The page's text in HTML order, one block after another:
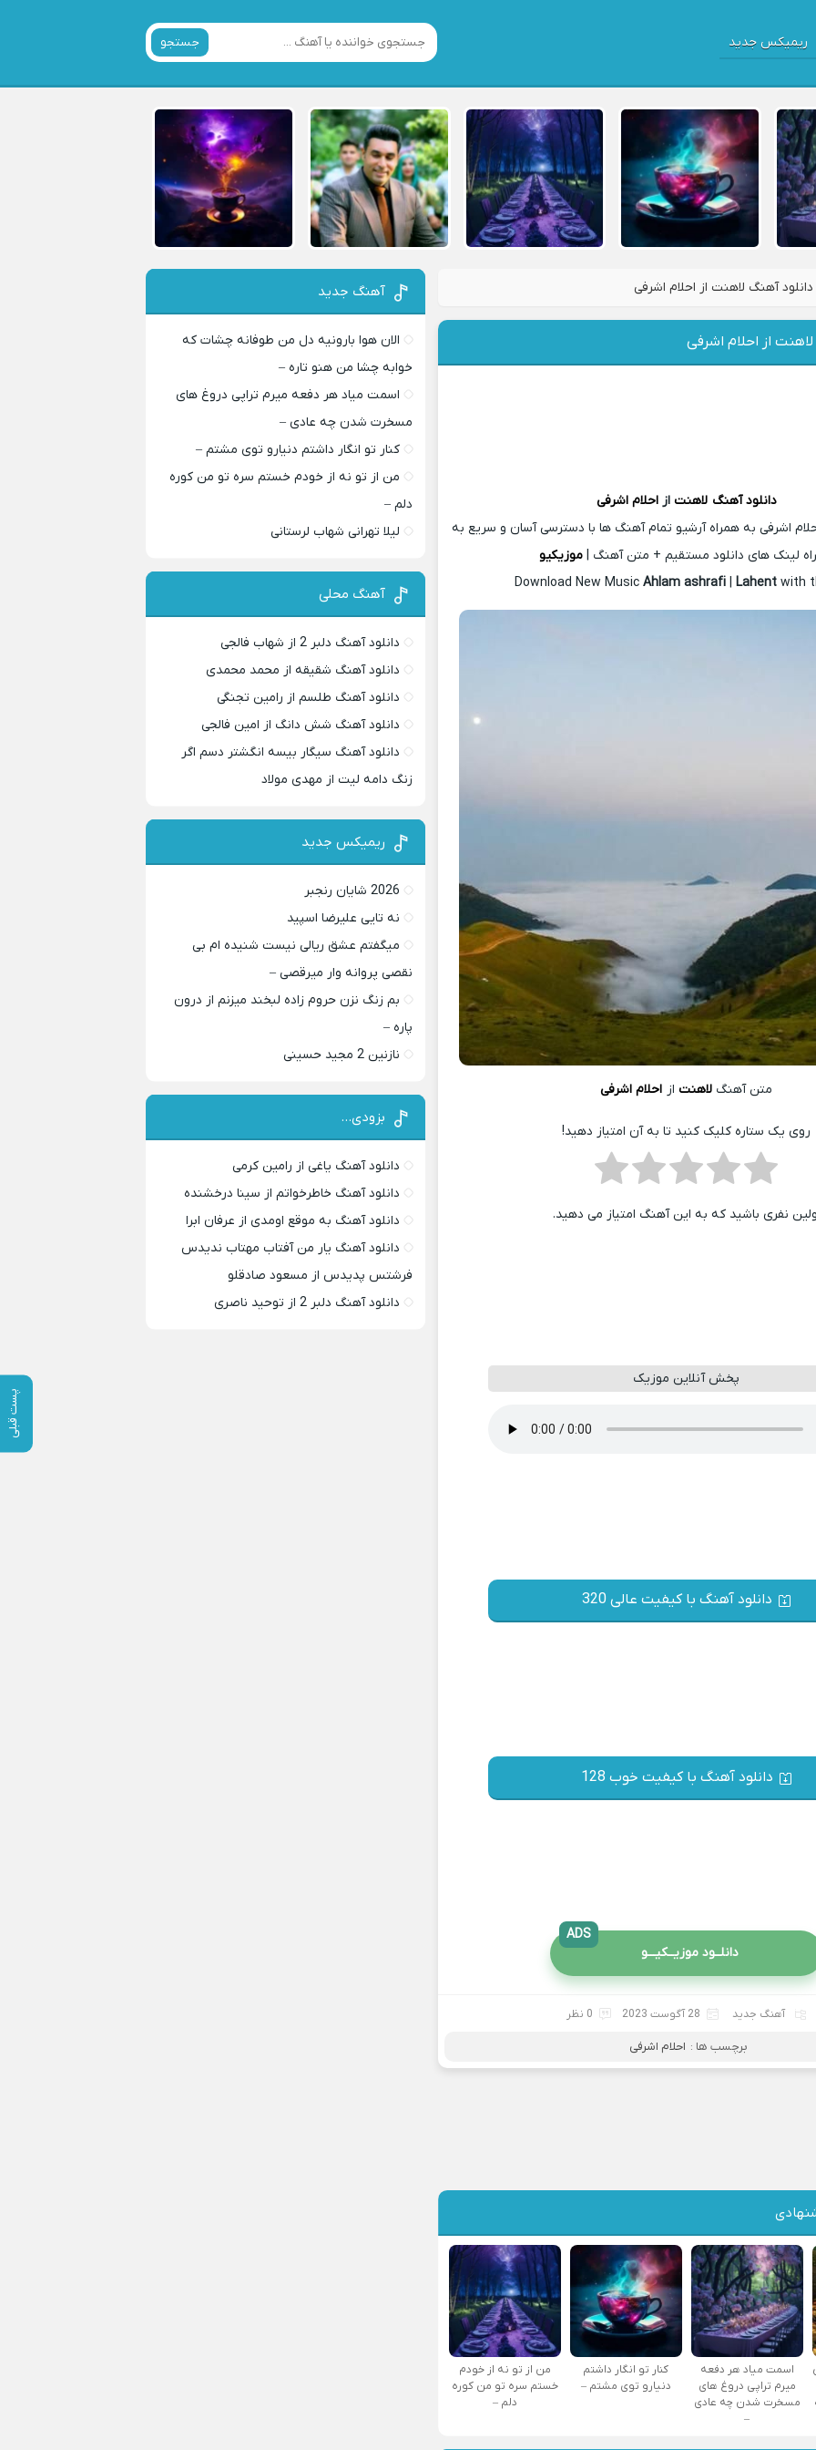
ریمیکس جدید جستجو
دانلود آهنگ لاهنت از احلام اشرفی
پست قبلی
از احلام اشرفی
دانلود آهنگ لاهنت ازاحلام اشرفی
اشرفی به همراه آرشیو تمام آهنگ ها با دسترسی آسان و سریع به
لینک های دانلود مستقیم + متن آهنگ | موزیکیو
Download New MusicAhlam ashrafi |Lahentwith
متن آهنگ لاهنت از احلام اشرفی
روی یک ستاره کلیک کنید تا به آن امتیاز دهید!
نفری باشید که به این آهنگ امتیاز می دهید.
پخش آنلاین موزیک
دانلود آهنگ با کیفیت عالی 320
دانلود آهنگ با کیفیت خوب 128
دانلــود موزیــکیـــو
ADS
آهنگ جدید 28 آگوست 2023 0 نظر
برچسب ها : احلام اشرفی
اسمت میاد هر دفعه
میرم تراپی دروغ‌ های
مسخرت شدن چه عادی
–
کنار تو انگار داشتم
دنیارو توی مشتم –
من از تو نه از خودم
خستم سره تو من کوره
دلم –
آهنگ جدید
الان هوا بارونیه دل من طوفانه چشات که
خوابه چشا من هنو تاره –
اسمت میاد هر دفعه میرم تراپی دروغ‌ های
مسخرت شدن چه عادی –
کنار تو انگار داشتم دنیارو توی مشتم –
من از تو نه از خودم خستم سره تو من کوره
دلم –
لیلا تهرانی شهاب لرستانی
آهنگ محلی
دانلود آهنگ دلبر 2 از شهاب فالجی
دانلود آهنگ شقیقه از محمد محمدی
دانلود آهنگ طلسم از رامین تجنگی
دانلود آهنگ شش دانگ از امین فالجی
دانلود آهنگ سیگار بیسه انگشتر دسم اگر
زنگ دامه لیت از مهدی مولاد
ریمیکس جدید
2026 شایان رنجبر
نه تایی علیرضا اسپید
میگفتم عشق ریالی نیست شنیده ام بی
نقصی پروانه وار میرقصی –
بم زنگ نزن حروم زاده لبخند میزنم از درون
پاره –
نازنین 2 مجید حسینی
بزودی…
دانلود آهنگ یاغی از رامین کرمی
دانلود آهنگ خاطرخواتم از سینا درخشنده
دانلود آهنگ به موقع اومدی از عرفان ابرا
دانلود آهنگ یار من آفتاب مهتاب ندیدس
فرشتس پدیدس از مسعود صادقلو
دانلود آهنگ دلبر 2 از توحید ناصری